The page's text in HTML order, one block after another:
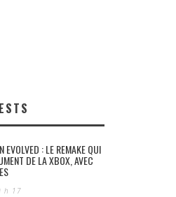
EVOLVED : LE REMAKE QUI
DE LA XBOX, AVEC
h 17